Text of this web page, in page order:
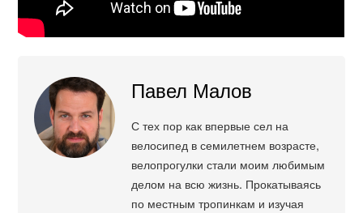
Павел Малов
С тех пор как впервые сел на
велосипед в семилетнем возрасте,
велопрогулки стали моим любимым
делом на всю жизнь. Прокатываясь
по местным тропинкам и изучая